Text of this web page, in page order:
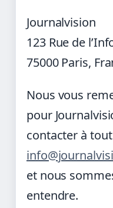
Journalvision
123 Rue de
75000 Paris,
Nous vous
pour
contacter à
et nous
entendre.